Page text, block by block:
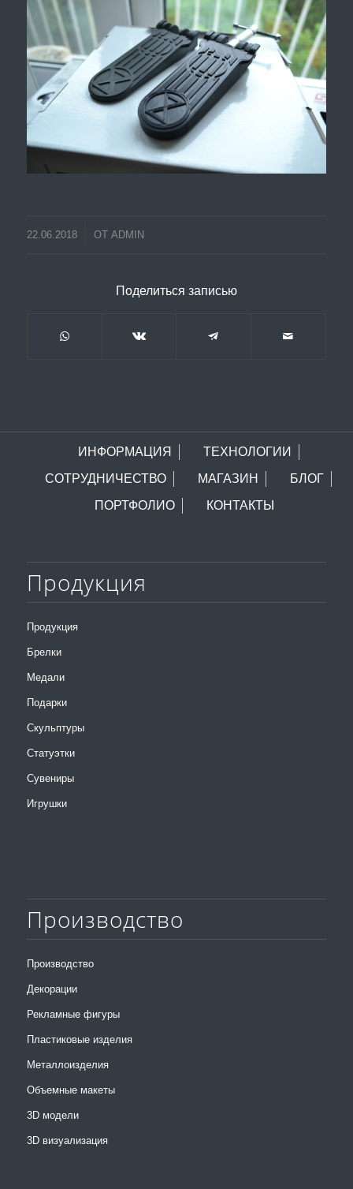
22.06.2018 ОТ ADMIN
Поделиться записью
ИНФОРМАЦИЯ
ТЕХНОЛОГИИ
СОТРУДНИЧЕСТВО
МАГАЗИН
БЛОГ
ПОРТФОЛИО
КОНТАКТЫ
Продукция
Продукция
Брелки
Медали
Подарки
Скульптуры
Статуэтки
Сувениры
Игрушки
Производство
Производство
Декорации
Рекламные фигуры
Пластиковые изделия
Металлоизделия
Объемные макеты
3D модели
3D визуализация